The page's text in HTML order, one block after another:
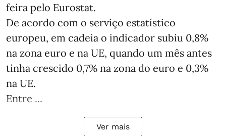
feira pelo Eurostat.
De acordo com o serviço estatístico
europeu, em cadeia o indicador subiu 0,8%
na zona euro e na UE, quando um mês antes
tinha crescido 0,7% na zona do euro e 0,3%
na UE.
Entre ...
Ver mais